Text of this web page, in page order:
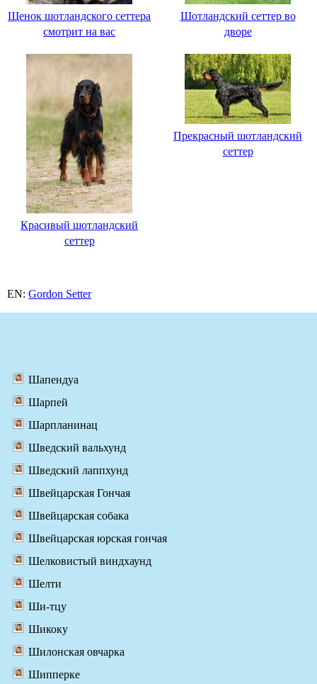
Щенок шотландского сеттера
смотрит на вас
Шотландский сеттер во
дворе
Красивый шотландский
сеттер
Прекрасный шотландский
сеттер
EN: Gordon Setter
Шапендуа
Шарпей
Шарпланинац
Шведский вальхунд
Шведский лаппхунд
Швейцарская Гончая
Швейцарская собака
Швейцарская юрская гончая
Шелковистый виндхаунд
Шелти
Ши-тцу
Шикоку
Шилонская овчарка
Шипперке